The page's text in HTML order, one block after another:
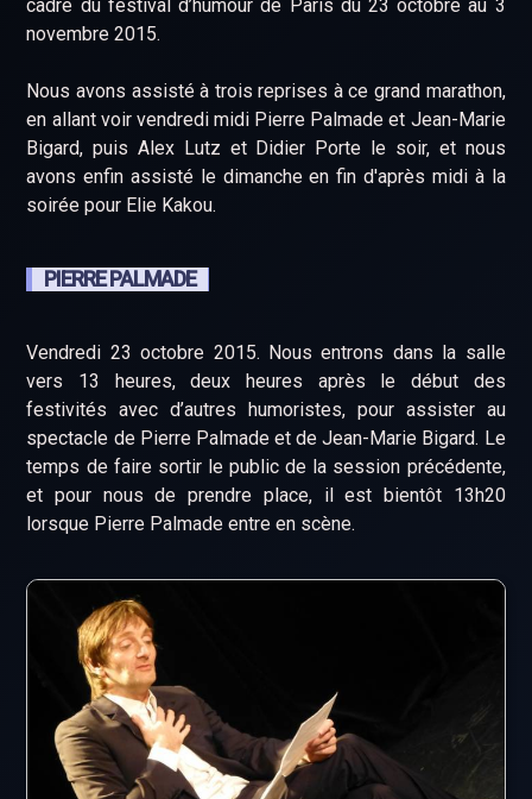
cadre du festival d’humour de Paris du 23 octobre au 3
novembre 2015.
Nous avons assisté à trois reprises à ce grand marathon,
en allant voir vendredi midi Pierre Palmade et Jean-Marie
Bigard, puis Alex Lutz et Didier Porte le soir, et nous
avons enfin assisté le dimanche en fin d'après midi à la
soirée pour Elie Kakou.
PIERRE PALMADE
Vendredi 23 octobre 2015. Nous entrons dans la salle
vers 13 heures, deux heures après le début des
festivités avec d’autres humoristes, pour assister au
spectacle de Pierre Palmade et de Jean-Marie Bigard. Le
temps de faire sortir le public de la session précédente,
et pour nous de prendre place, il est bientôt 13h20
lorsque Pierre Palmade entre en scène.